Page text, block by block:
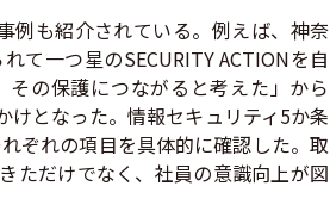
例も紹介されている。例えば、神奈
て一つ星のSECURITY ACTIONを自
の保護につながると考えた」から
けとなった。情報セキュリティ5か条
ぞれの項目を具体的に確認した。取
ただけでなく、社員の意識向上が図